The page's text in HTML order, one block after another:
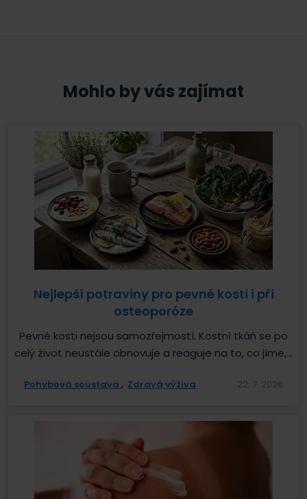
Mohlo by vás zajímat
Nejlepší potraviny pro pevné kosti i při
osteoporóze
Pevné kosti nejsou samozřejmostí. Kostní tkáň se po
celý život neustále obnovuje a reaguje na to, co jíme,...
Pohybová soustava Zdravá výživa 22. 7. 2026